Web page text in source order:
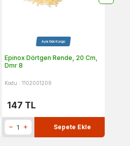
Aynı Gün Kargo
Epinox Dörtgen Rende, 20 Cm,
Dmr 8
Kodu : 1102001209
147 TL
Sepete Ekle